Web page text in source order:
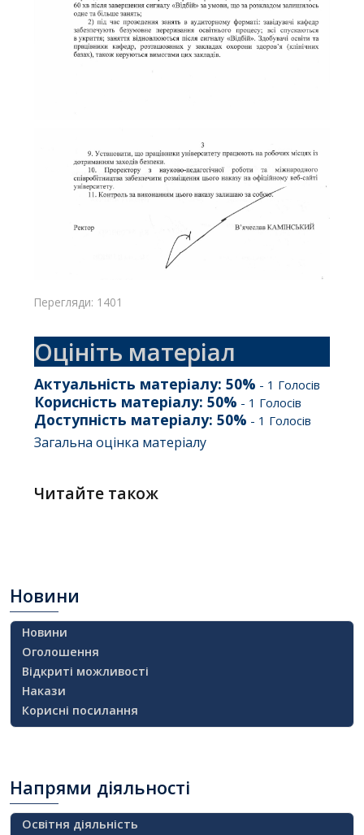
Перегляди: 1401
Оцініть матеріал
Актуальність матеріалу: 50% - 1 Голосів
Корисність матеріалу: 50% - 1 Голосів
Доступність матеріалу: 50% - 1 Голосів
Загальна оцінка матеріалу
Читайте також
Новини
Новини
Оголошення
Відкриті можливості
Накази
Корисні посилання
Напрями діяльності
Освітня діяльність